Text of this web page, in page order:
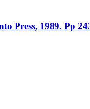
Press, 1989. Pp